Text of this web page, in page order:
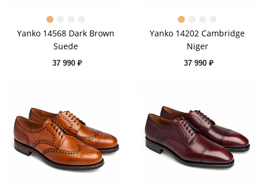
Yanko 14568 Dark Brown
Suede
37 990 ₽
Yanko 14202 Cambridge
Niger
37 990 ₽